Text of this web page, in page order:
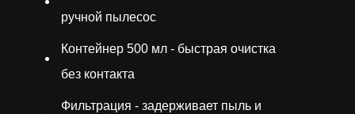
ручной пылесос
Контейнер 500 мл - быстрая очистка
без контакта
Фильтрация - задерживает пыль и